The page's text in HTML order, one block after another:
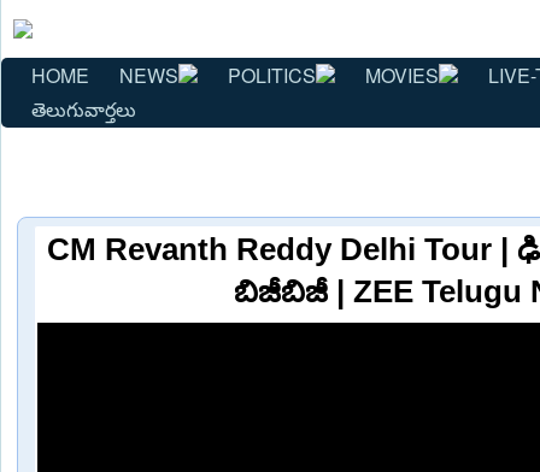
HOME NEWS POLITICS MOVIES
తెలుగువార్తలు
CM Revanth Reddy Delhi Tour |
బిజీబిజీ | ZEE Telugu